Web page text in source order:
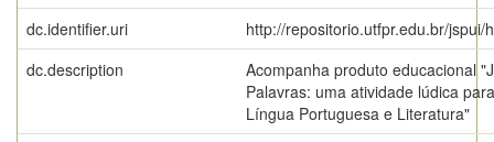
dc.identifier.uri
http://repositorio.utfpr.edu.br/jspui/
dc.description
Acompanha produto educacional
Palavras: uma atividade lúdica
Língua Portuguesa e Literatura"